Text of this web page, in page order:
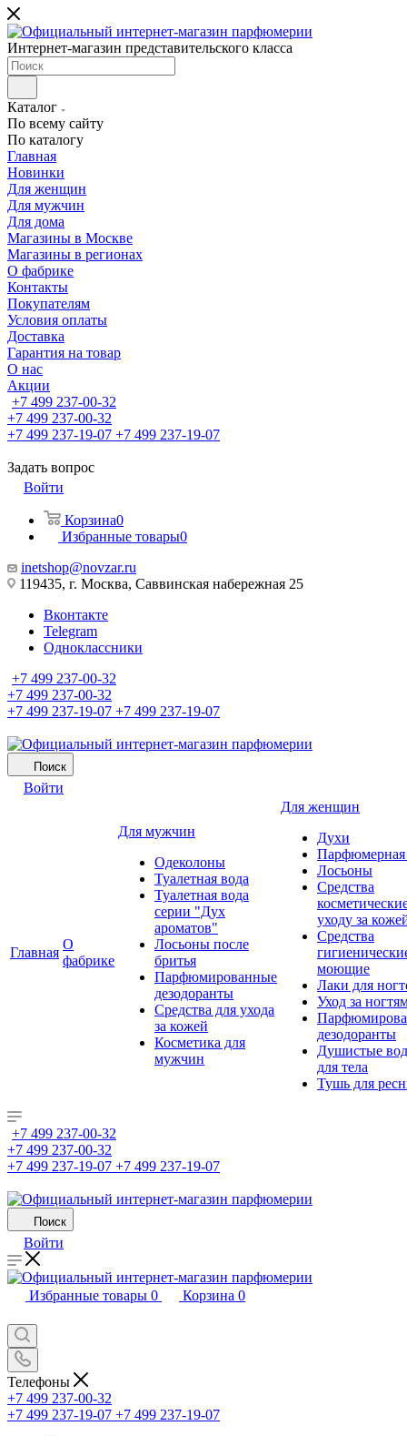
Интернет-магазин представительского класса
Каталог
По всему сайту
По каталогу
Главная
Новинки
Для женщин
Для мужчин
Для дома
Магазины в Москве
Магазины в регионах
О фабрике
Контакты
Покупателям
Условия оплаты
Доставка
Гарантия на товар
О нас
Акции
+7 499 237-00-32
+7 499 237-00-32
+7 499 237-19-07 +7 499 237-19-07
Задать вопрос
Войти
Корзина0
Избранные товары0
inetshop@novzar.ru
119435, г. Москва, Саввинская набережная 25
Вконтакте
Telegram
Одноклассники
+7 499 237-00-32
+7 499 237-00-32
+7 499 237-19-07 +7 499 237-19-07
Поиск
Войти
Главная
О
фабрике
Для мужчин
Одеколоны
Туалетная вода
Туалетная вода
серии "Дух
ароматов"
Лосьоны после
бритья
Парфюмированные
дезодоранты
Средства для ухода
за кожей
Косметика для
мужчин
Для женщин
Духи
Парфюмерная
Лосьоны
Средства
уходу за
Средства
моющие
Лаки для
Уход за
дезодоранты
Душистые
для тела
Тушь для
+7 499 237-00-32
+7 499 237-00-32
+7 499 237-19-07 +7 499 237-19-07
Поиск
Войти
Избранные товары 0 Корзина 0
Телефоны
+7 499 237-00-32
+7 499 237-19-07 +7 499 237-19-07